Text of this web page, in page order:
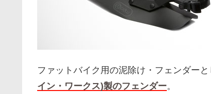
ファットバイク用の泥除け・フェンダーと
イン・ワークス)製のフェンダー。